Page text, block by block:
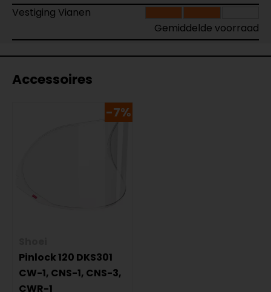
Vestiging Vianen
Gemiddelde voorraad
Accessoires
-7%
Pinlock 120 DKS301
CW-1, CNS-1, CNS-3,
CWR-1